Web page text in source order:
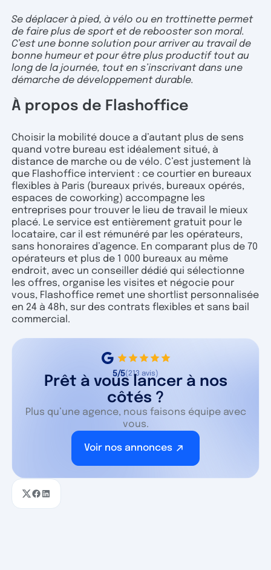
Se déplacer à pied, à vélo ou en trottinette permet
de faire plus de sport et de rebooster son moral.
C’est une bonne solution pour arriver au travail de
bonne humeur et pour être plus productif tout au
long de la journée, tout en s’inscrivant dans une
démarche de développement durable.
À propos de Flashoffice
Choisir la mobilité douce a d’autant plus de sens
quand votre bureau est idéalement situé, à
distance de marche ou de vélo. C’est justement là
que Flashoffice intervient : ce courtier en bureaux
flexibles à Paris (bureaux privés, bureaux opérés,
espaces de coworking) accompagne les
entreprises pour trouver le lieu de travail le mieux
placé. Le service est entièrement gratuit pour le
locataire, car il est rémunéré par les opérateurs,
sans honoraires d’agence. En comparant plus de 70
opérateurs et plus de 1 000 bureaux au même
endroit, avec un conseiller dédié qui sélectionne
les offres, organise les visites et négocie pour
vous, Flashoffice remet une shortlist personnalisée
en 24 à 48h, sur des contrats flexibles et sans bail
commercial.
5/5(213 avis)
Prêt à vous lancer à nos
côtés ?
Plus qu’une agence, nous faisons équipe avec
vous.
Voir nos annonces